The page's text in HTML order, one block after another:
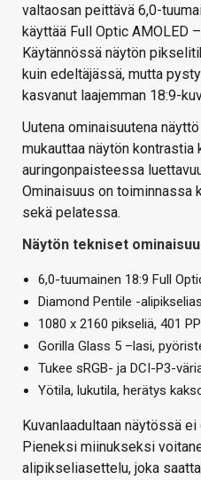
valtaosan peittävä 6,0-
käyttää Full Optic AMOLED
Käytännössä näytön
kuin edeltäjässä, mutta
kasvanut laajemman 18:9-
Uutena ominaisuutena
mukauttaa näytön kontrastia
auringonpaisteessa
Ominaisuus on toiminnassa
sekä pelatessa.
Näytön tekniset
6,0-tuumainen 18:9 Full
Diamond Pentile -
1080 x 2160 pikseliä, 401
Gorilla Glass 5 –lasi,
Tukee sRGB- ja DCI-P3-
Yötila, lukutila, herätys
Kuvanlaadultaan näytössä
Pieneksi miinukseksi
alipikseliasettelu, joka